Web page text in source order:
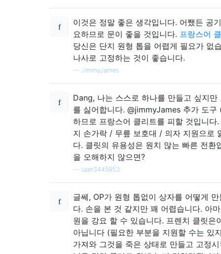
이것은 정말 좋은 생각입니다. 어쨌든 공
요하므로 문이 좋을 것입니다. 프랑스어
당신은 단지 원형 톱을 어렵게 필요가 없
나사로 고정하는 것이 좋습니다.
— JimmyJames
Dang, 나는 스스로 하나를 만들고 싶지
를 싫어합니다. @jimmyJames 추가 도
하므로 프랑스어 클리트를 피할 것입니다
지 손가락 / 무릎 보호대 / 의자 지원으로
다. 클릿의 유용성은 원치 않는 빠른 전환
을 오해하지 않으면?
user3445853
글쎄, OP가 원형 톱없이 상자를 어떻게
다. 손을 본 것 같지만 꽤 어렵습니다. 아
원을 강요 할 수 있습니다. 프렌치 클릿은
아닙니다 (필요한 부분을 지원할 수는 있
가져와 그것을 죽은 상태로 만들고 고정